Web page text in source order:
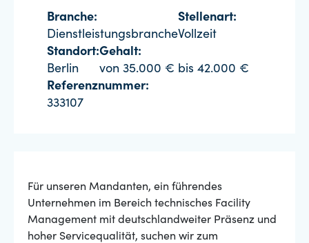
Branche:
Dienstleistungsbranche
Stellenart:
Vollzeit
Standort:
Berlin
Gehalt:
von 35.000 € bis 42.000 €
Referenznummer:
333107
Für unseren Mandanten, ein führendes
Unternehmen im Bereich technisches Facility
Management mit deutschlandweiter Präsenz und
hoher Servicequalität, suchen wir zum